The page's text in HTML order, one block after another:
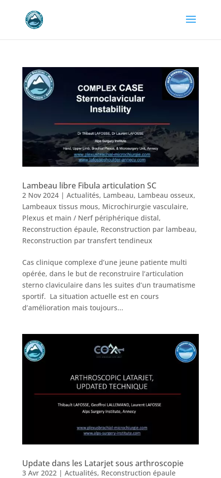
Lambeau libre Fibula articulation SC
2 Nov 2024| Actualités, Lambeau, Lambeau osseux,
Lambeaux tissus mous, Microchirurgie vasculaire,
Plexus et main / Nerf périphérique distal,
Reconstruction épaule, Reconstruction par lambeau,
Reconstruction par transfert tendineux
Cas clinique complexe d’une jeune patiente multi
opérée, dans le but de reconstruire l’articulation
sterno claviculaire dans les suites d’un traumatisme
sportif. La situation actuelle est en cours
d’amélioration mais toujours...
Update dans les Latarjet sous arthroscopie
3 Avr 2022 | Actualités, Reconstruction épaule